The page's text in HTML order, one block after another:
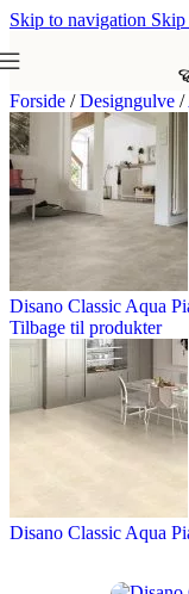
Skip to navigation Skip
Forside / Designgulve /
Disano Classic Aqua
Tilbage til produkter
Disano Classic Aqua